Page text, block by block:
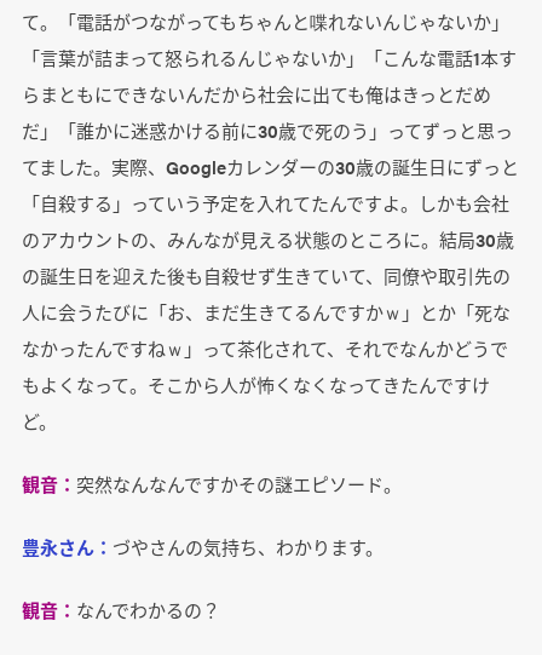
て。「電話がつながってもちゃんと喋れないんじゃないか」
「言葉が詰まって怒られるんじゃないか」「こんな電話1本す
らまともにできないんだから社会に出ても俺はきっとだめ
だ」「誰かに迷惑かける前に30歳で死のう」ってずっと思っ
てました。実際、Googleカレンダーの30歳の誕生日にずっと
「自殺する」っていう予定を入れてたんですよ。しかも会社
のアカウントの、みんなが見える状態のところに。結局30歳
の誕生日を迎えた後も自殺せず生きていて、同僚や取引先の
人に会うたびに「お、まだ生きてるんですかｗ」とか「死な
なかったんですねｗ」って茶化されて、それでなんかどうで
もよくなって。そこから人が怖くなくなってきたんですけ
ど。
観音： 突然なんなんですかその謎エピソード。
豊永さん： づやさんの気持ち、わかります。
観音： なんでわかるの？